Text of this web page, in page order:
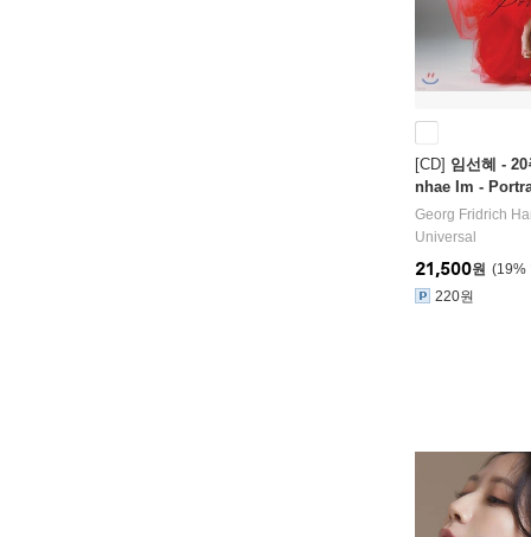
[CD] 임선혜 -
nhae Im -
Georg Fridrich
Universal
19%
21,500원
220원